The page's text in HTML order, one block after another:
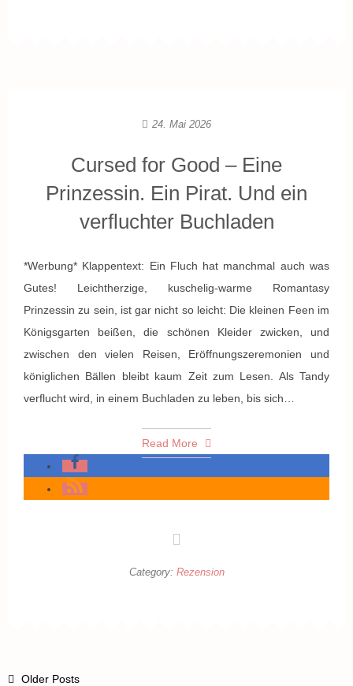
24. Mai 2026
Cursed for Good – Eine
Prinzessin. Ein Pirat. Und ein
verfluchter Buchladen
*Werbung* Klappentext: Ein Fluch hat manchmal auch was
Gutes! Leichtherzige, kuschelig-warme Romantasy
Prinzessin zu sein, ist gar nicht so leicht: Die kleinen Feen im
Königsgarten beißen, die schönen Kleider zwicken, und
zwischen den vielen Reisen, Eröffnungszeremonien und
königlichen Bällen bleibt kaum Zeit zum Lesen. Als Tandy
verflucht wird, in einem Buchladen zu leben, bis sich…
Read More
Category: Rezension
Older Posts